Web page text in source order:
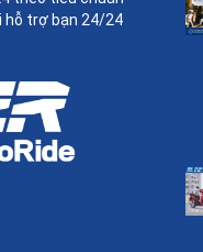
hỗ trợ bạn 24/24